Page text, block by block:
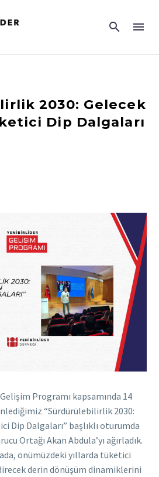
2030: Gelecek
Dip Dalgaları
Programı kapsamında 14
“Sürdürülebilirlik 2030:
Dip Dalgaları” başlıklı oturumda
Ortağı Akan Abdula’yı ağırladık.
önümüzdeki yıllarda tüketici
derin dönüşüm dinamiklerini